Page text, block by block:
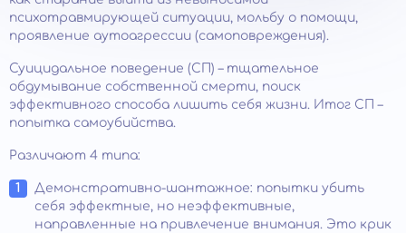
психотравмирующей ситуации, мольбу о помощи,
проявление аутоагрессии (самоповреждения).
Суицидальное поведение (СП) – тщательное
обдумывание собственной смерти, поиск
эффективного способа лишить себя жизни. Итог СП –
попытка самоубийства.
Различают 4 типа:
Демонстративно-шантажное: попытки убить
себя эффектные, но неэффективные,
направленные на привлечение внимания. Это крик